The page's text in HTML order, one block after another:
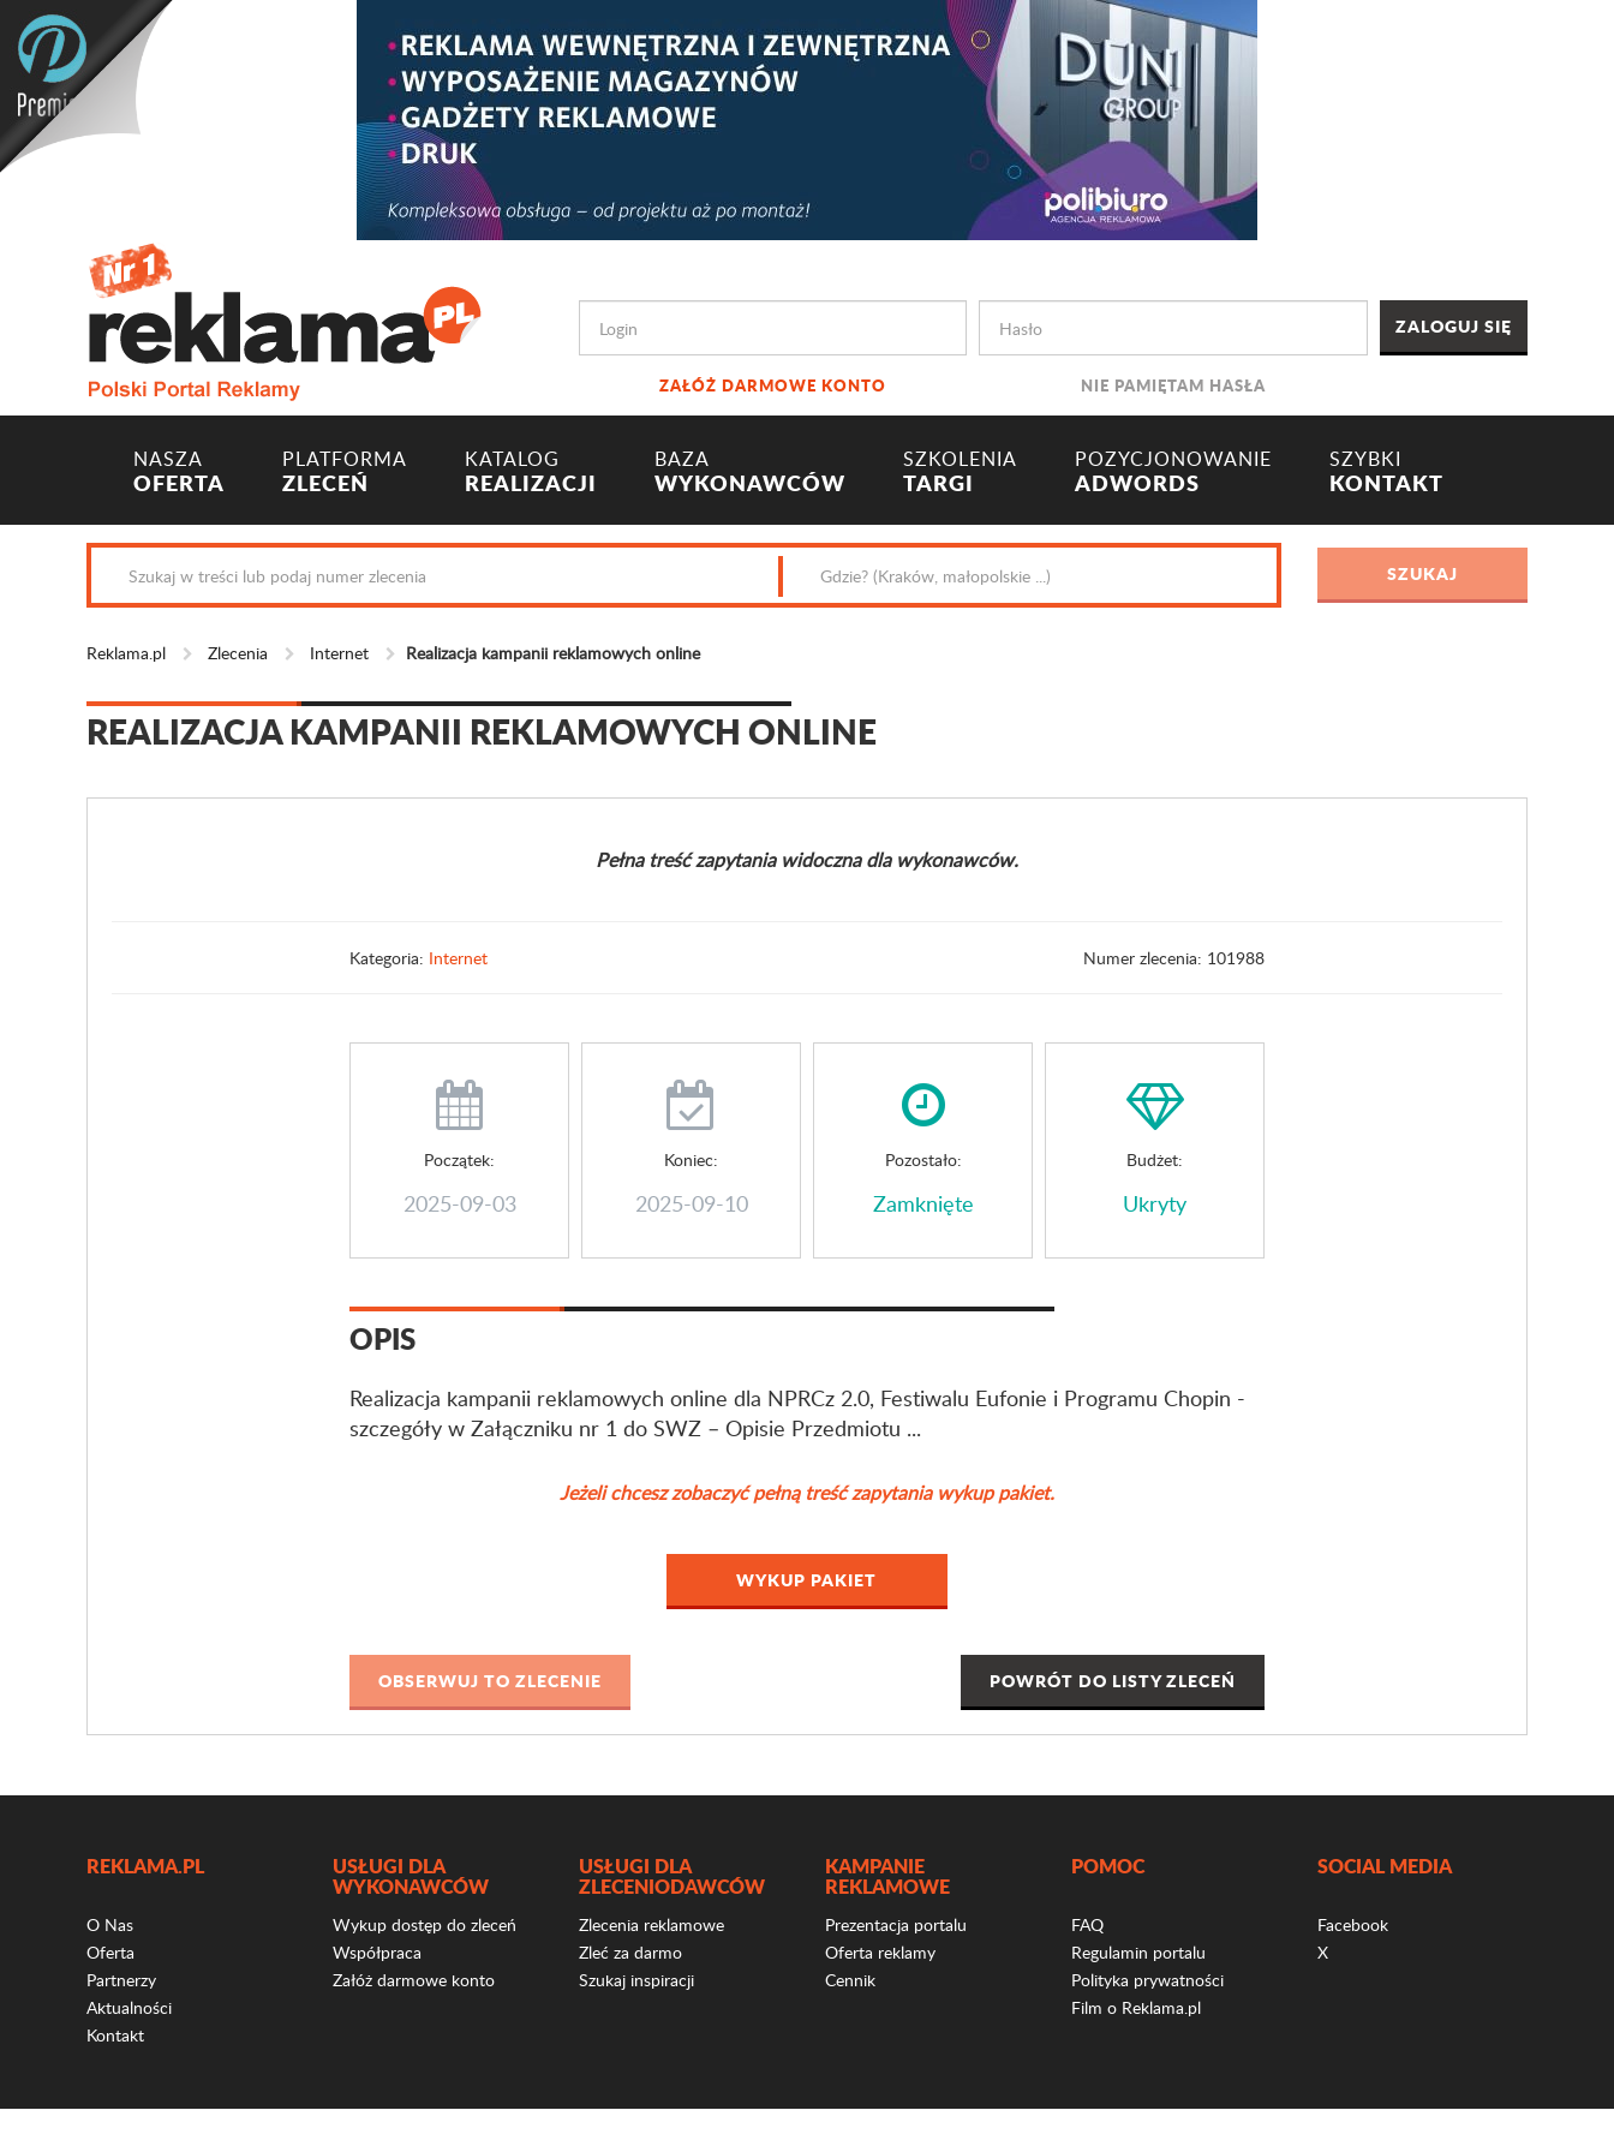
ZAŁÓŻ DARMOWE KONTO NIE PAMIĘTAM HASŁA
NASZA
OFERTA
PLATFORMA
ZLECEŃ
KATALOG
REALIZACJI
BAZA
WYKONAWCÓW
SZKOLENIA
TARGI
POZYCJONOWANIE
ADWORDS
SZYBKI
KONTAKT
Reklama.pl Zlecenia Internet Realizacja kampanii reklamowych online
REALIZACJA KAMPANII REKLAMOWYCH ONLINE
Pełna treść zapytania widoczna dla wykonawców.
Kategoria: Internet Numer zlecenia: 101988
Początek:
2025-09-03
Koniec:
2025-09-10
Pozostało:
Zamknięte
Budżet:
Ukryty
OPIS
Realizacja kampanii reklamowych online dla NPRCz 2.0, Festiwalu Eufonie i Programu Chopin -
szczegóły w Załączniku nr 1 do SWZ – Opisie Przedmiotu ...
Jeżeli chcesz zobaczyć pełną treść zapytania wykup pakiet.
WYKUP PAKIET
POWRÓT DO LISTY ZLECEŃ
REKLAMA.PL
O Nas
Oferta
Partnerzy
Aktualności
Kontakt
USŁUGI DLA
WYKONAWCÓW
Wykup dostęp do zleceń
Współpraca
Załóż darmowe konto
USŁUGI DLA
ZLECENIODAWCÓW
Zlecenia reklamowe
Zleć za darmo
Szukaj inspiracji
KAMPANIE
REKLAMOWE
Prezentacja portalu
Oferta reklamy
Cennik
POMOC
FAQ
Regulamin portalu
Polityka prywatności
Film o Reklama.pl
SOCIAL MEDIA
Facebook
X